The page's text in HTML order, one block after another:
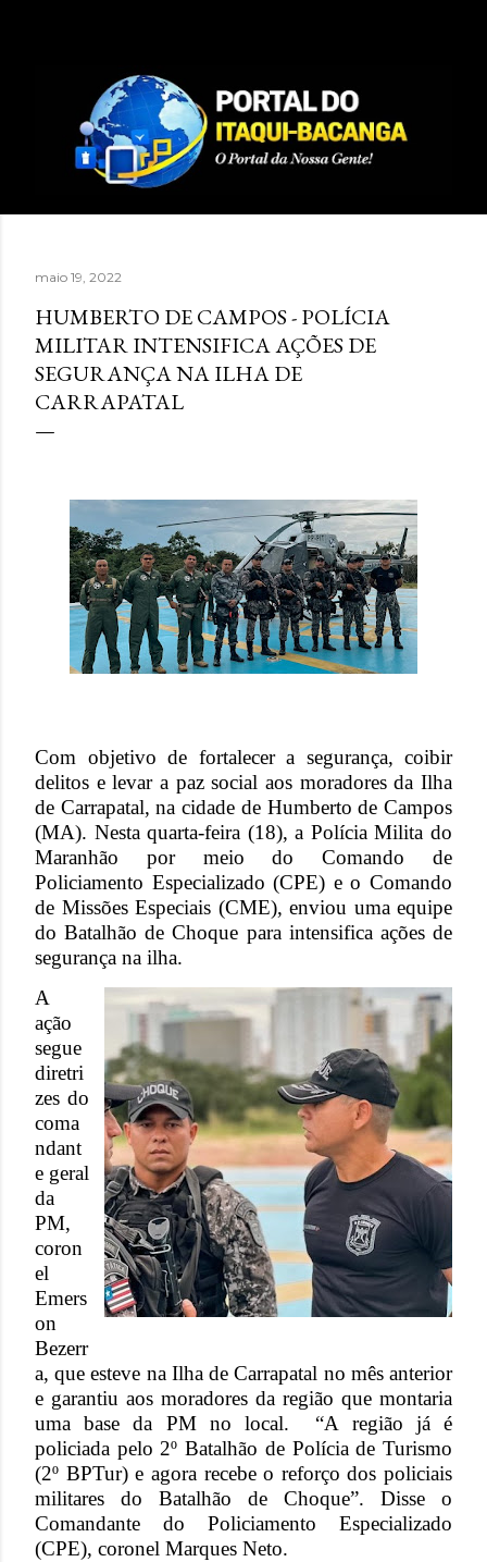
maio 19, 2022
HUMBERTO DE CAMPOS - POLÍCIA
MILITAR INTENSIFICA AÇÕES DE
SEGURANÇA NA ILHA DE
CARRAPATAL
Com objetivo de fortalecer a segurança, coibir
delitos e levar a paz social aos moradores da Ilha
de Carrapatal, na cidade de Humberto de Campos
(MA). Nesta quarta-feira (18), a Polícia Milita do
Maranhão por meio do Comando de
Policiamento Especializado (CPE) e o Comando
de Missões Especiais (CME), enviou uma equipe
do Batalhão de Choque para intensifica ações de
segurança na ilha.
A
ação
segue
diretri
zes do
coma
ndant
e geral
da
PM,
coron
el
Emers
on
Bezerr
a, que esteve na Ilha de Carrapatal no mês anterior
e garantiu aos moradores da região que montaria
uma base da PM no local. “A região já é
policiada pelo 2º Batalhão de Polícia de Turismo
(2º BPTur) e agora recebe o reforço dos policiais
militares do Batalhão de Choque”. Disse o
Comandante do Policiamento Especializado
(CPE), coronel Marques Neto.